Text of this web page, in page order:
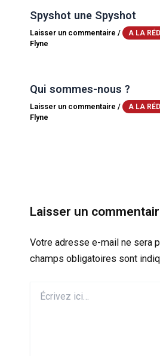
Spyshot une Spyshot
Laisser un commentaire / A LA
Flyne
Qui sommes-nous ?
Laisser un commentaire / A LA
Flyne
Laisser un
Votre adresse e-mail ne sera
champs obligatoires sont
ici…